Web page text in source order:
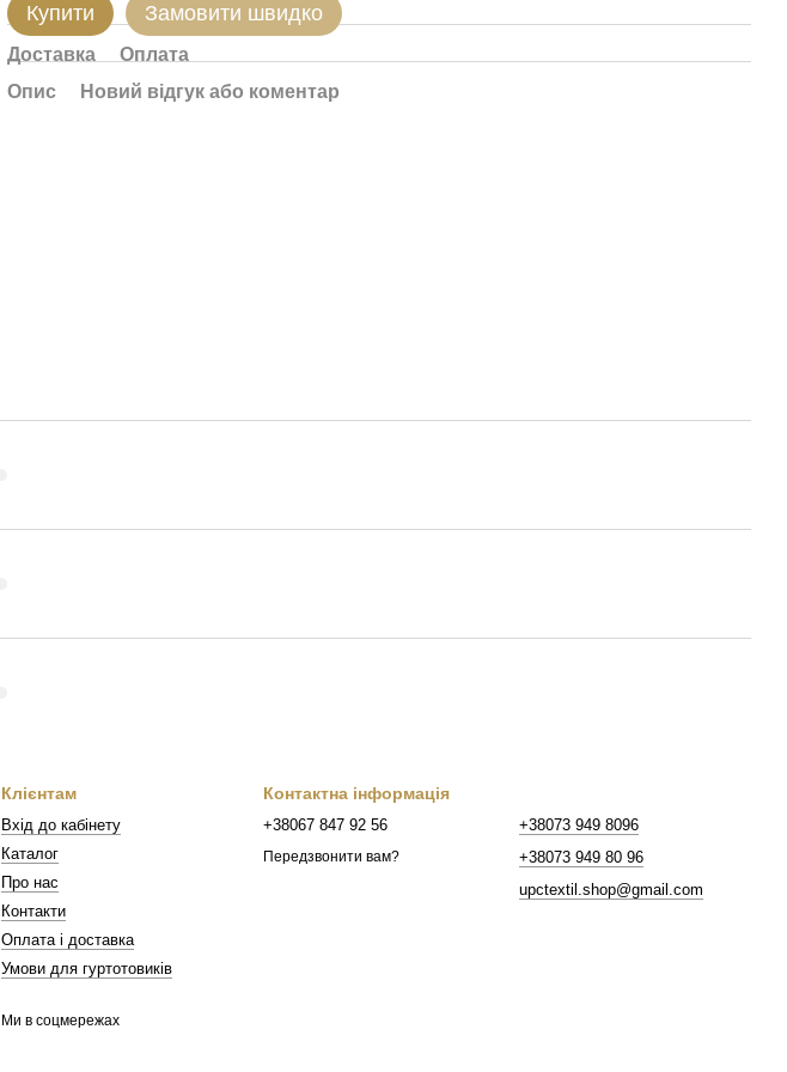
Купити Замовити швидко
Доставка
Оплата
Опис
Новий відгук або коментар
Клієнтам
Вхід до кабінету
Каталог
Про нас
Контакти
Оплата і доставка
Умови для гуртотовиків
Ми в соцмережах
Контактна інформація
+38067 847 92 56
Передзвонити вам?
+38073 949 8096
+38073 949 80 96
upctextil.shop@gmail.com